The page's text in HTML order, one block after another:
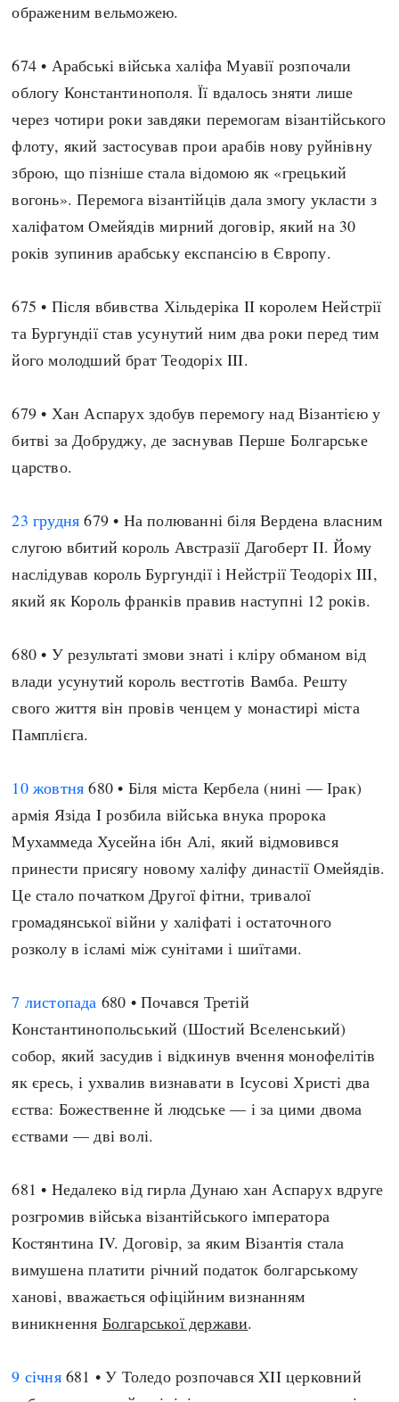
ображеним вельможею.
674 • Арабські війська халіфа Муавії розпочали
облогу Константинополя. Її вдалось зняти лише
через чотири роки завдяки перемогам візантійського
флоту, який застосував прои арабів нову руйнівну
зброю, що пізніше стала відомою як «грецький
вогонь». Перемога візантійців дала змогу укласти з
халіфатом Омейядів мирний договір, який на 30
років зупинив арабську експансію в Європу.
675 • Після вбивства Хільдеріка II королем Нейстрії
та Бургундії став усунутий ним два роки перед тим
його молодший брат Теодоріх III.
679 • Хан Аспарух здобув перемогу над Візантією у
битві за Добруджу, де заснував Перше Болгарське
царство.
23 грудня 679 • На полюванні біля Вердена власним
слугою вбитий король Австразії Дагоберт II. Йому
наслідував король Бургундії і Нейстрії Теодоріх III,
який як Король франків правив наступні 12 років.
680 • У результаті змови знаті і кліру обманом від
влади усунутий король вестготів Вамба. Решту
свого життя він провів ченцем у монастирі міста
Памплієга.
10 жовтня 680 • Біля міста Кербела (нині — Ірак)
армія Язіда I розбила війська внука пророка
Мухаммеда Хусейна ібн Алі, який відмовився
принести присягу новому халіфу династії Омейядів.
Це стало початком Другої фітни, тривалої
громадянської війни у халіфаті і остаточного
розколу в ісламі між сунітами і шиїтами.
7 листопада 680 • Почався Третій
Константинопольський (Шостий Вселенський)
собор, який засудив і відкинув вчення монофелітів
як єресь, і ухвалив визнавати в Ісусові Христі два
єства: Божественне й людське — і за цими двома
єствами — дві волі.
681 • Недалеко від гирла Дунаю хан Аспарух вдруге
розгромив війська візантійського імператора
Костянтина IV. Договір, за яким Візантія стала
вимушена платити річний податок болгарському
ханові, вважається офіційним визнанням
виникнення Болгарської держави.
9 січня681 • У Толедо розпочався XII церковний